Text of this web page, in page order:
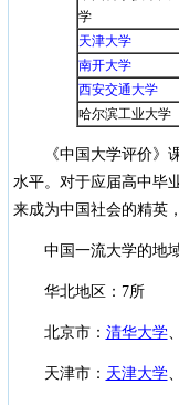
学
天津大学
南开大学
西安交通大学
哈尔滨工业大学
《中国大学评价
水平。对于应届高中毕
来成为中国社会的精英
中国一流大学的地
华北地区：7所
北京市： 清华大学
天津市： 天津大学、